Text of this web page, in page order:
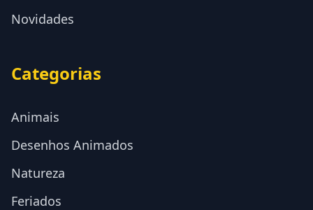
Novidades
Categorias
Animais
Desenhos Animados
Natureza
Feriados